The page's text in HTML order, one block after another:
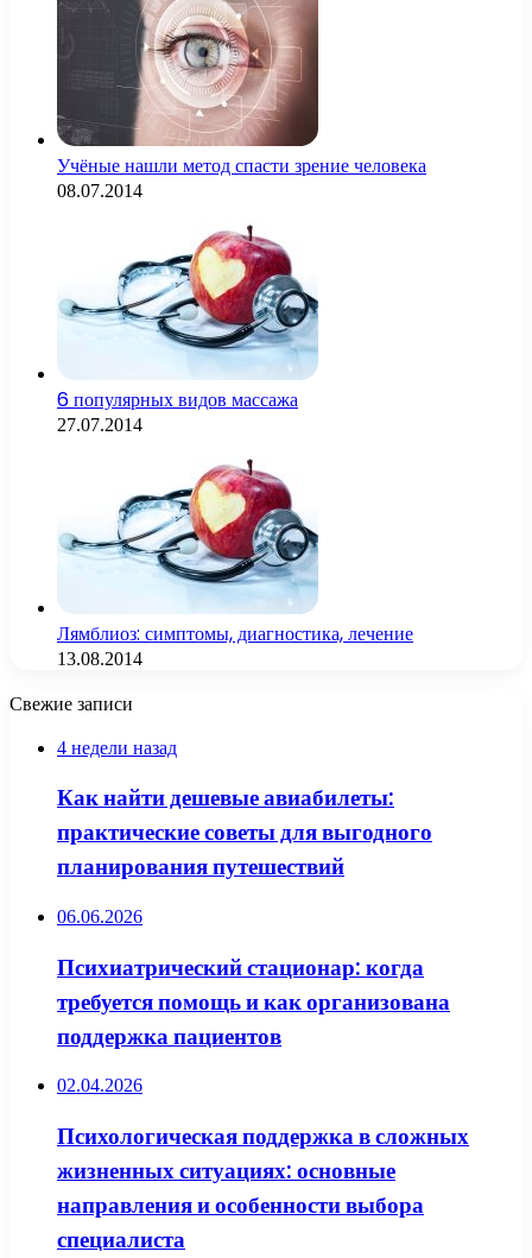
Учёные нашли метод спасти зрение человека
08.07.2014
6 популярных видов массажа
27.07.2014
Лямблиоз: симптомы, диагностика, лечение
13.08.2014
Свежие записи
4 недели назад
Как найти дешевые авиабилеты:
практические советы для выгодного
планирования путешествий
06.06.2026
Психиатрический стационар: когда
требуется помощь и как организована
поддержка пациентов
02.04.2026
Психологическая поддержка в сложных
жизненных ситуациях: основные
направления и особенности выбора
специалиста